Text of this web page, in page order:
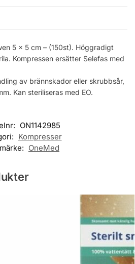
5 x 5 cm – (150st). Höggradigt
Kompressen ersätter Selefas med
av brännskador eller skrubbsår,
Kan steriliseras med EO.
ON1142985
Kompresser
OneMed